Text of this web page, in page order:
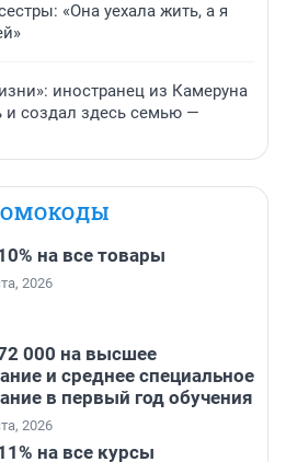
«Она уехала жить, а я
иностранец из Камеруна
и создал здесь семью —
на все товары
2026
000 на высшее
и среднее специальное
в первый год обучения
2026
на все курсы